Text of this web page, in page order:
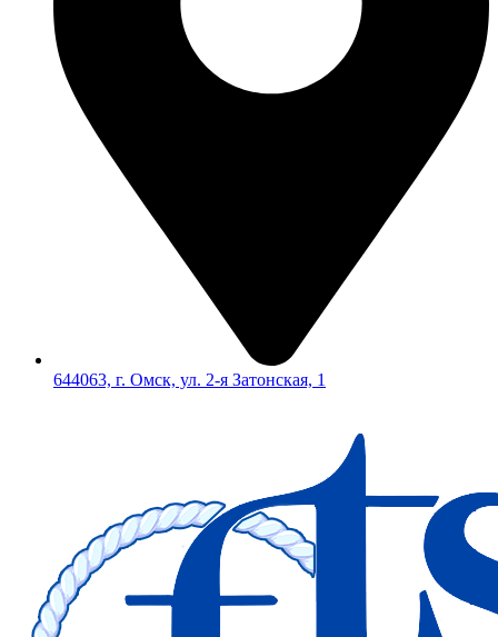
644063, г. Омск, ул. 2-я Затонская, 1